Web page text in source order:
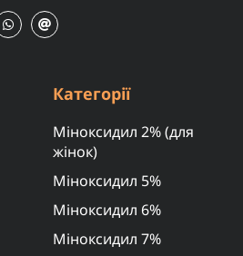
Категорії
Міноксидил 2% (для
жінок)
Міноксидил 5%
Міноксидил 6%
Міноксидил 7%